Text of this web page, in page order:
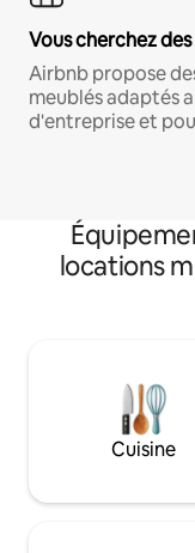
Vous cherchez
Airbnb propose
meublés adaptés
d'entreprise et
locations
Cuisine